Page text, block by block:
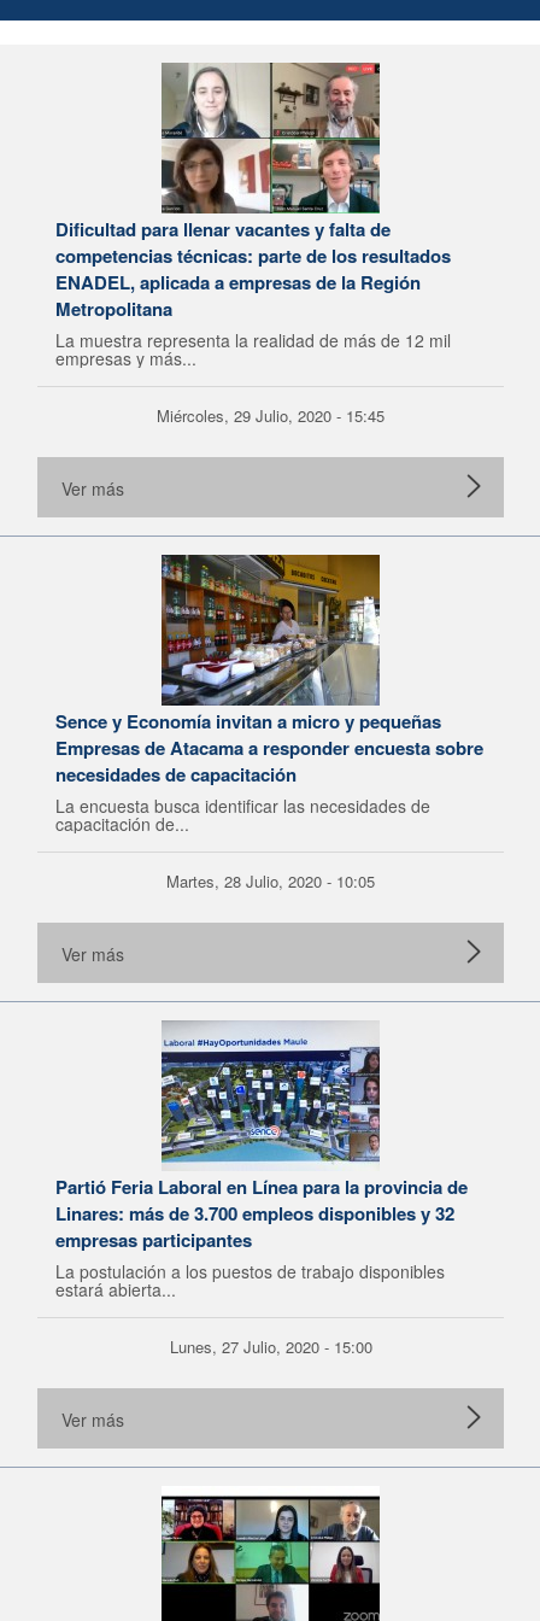
Dificultad para llenar vacantes y falta de
competencias técnicas: parte de los resultados
ENADEL, aplicada a empresas de la Región
Metropolitana
La muestra representa la realidad de más de 12 mil
empresas y más...
Miércoles, 29 Julio, 2020 - 15:45
Ver más
Sence y Economía invitan a micro y pequeñas
Empresas de Atacama a responder encuesta sobre
necesidades de capacitación
La encuesta busca identificar las necesidades de
capacitación de...
Martes, 28 Julio, 2020 - 10:05
Ver más
Partió Feria Laboral en Línea para la provincia de
Linares: más de 3.700 empleos disponibles y 32
empresas participantes
La postulación a los puestos de trabajo disponibles
estará abierta...
Lunes, 27 Julio, 2020 - 15:00
Ver más